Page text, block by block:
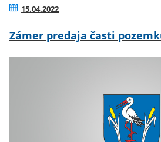
15.04.2022
Zámer predaja časti